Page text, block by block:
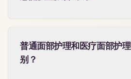
普通面部护理和医疗面部护
别？